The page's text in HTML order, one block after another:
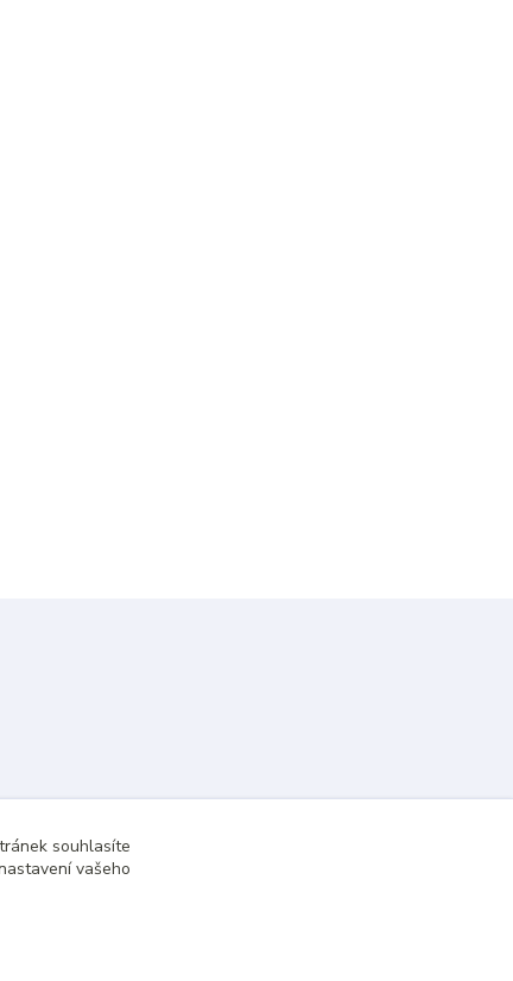
souhlasíte
vašeho